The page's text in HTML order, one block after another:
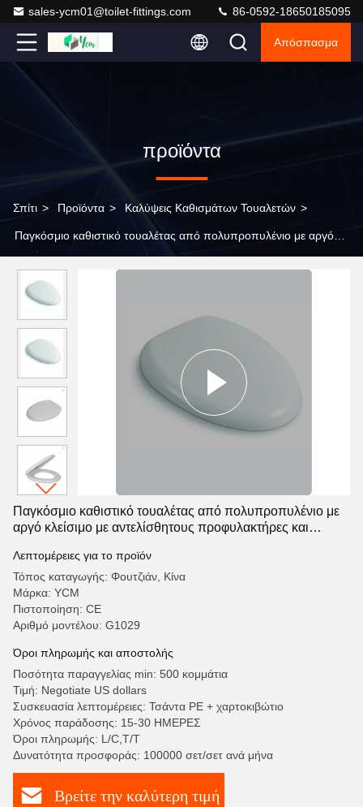
sales-ycm01@toilet-fittings.com 86-0592-18650185095
Απόσπασμα
προϊόντα
Σπίτι > Προϊόντα > Καλύψεις Καθισμάτων Τουαλετών >
Παγκόσμιο καθιστικό τουαλέτας από πολυπροπυλένιο με αργό
σχεδιασμό
Παγκόσμιο καθιστικό τουαλέτας από πολυπροπυλένιο με
αργό κλείσιμο με αντελίσθητους προφυλακτήρες και
Λεπτομέρειες για το προϊόν
Τόπος καταγωγής: Φουτζιάν, Κίνα
Μάρκα: YCM
Πιστοποίηση: CE
Αριθμό μοντέλου: G1029
Όροι πληρωμής και αποστολής
Ποσότητα παραγγελίας min: 500 κομμάτια
Τιμή: Negotiate US dollars
Συσκευασία λεπτομέρειες: Τσάντα PE + χαρτοκιβώτιο
Χρόνος παράδοσης: 15-30 ΗΜΕΡΕΣ
Όροι πληρωμής: L/C,T/T
Δυνατότητα προσφοράς: 100000 σετ/σετ ανά μήνα
Βρείτε την καλύτερη τιμή